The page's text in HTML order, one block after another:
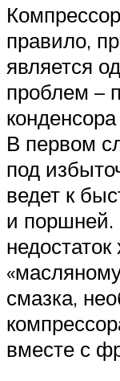
правило,
является
проблем –
В первом
под
ведет к
и
недостаток
смазка,
вместе с